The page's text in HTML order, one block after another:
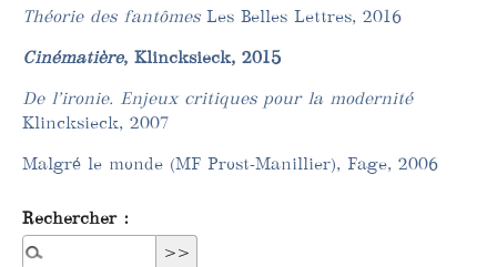
Théorie des fantômes Les Belles Lettres, 2016
Cinématière, Klincksieck, 2015
De l’ironie. Enjeux critiques pour la modernité
Klincksieck, 2007
Malgré le monde (MF Prost-Manillier), Fage, 2006
Rechercher :